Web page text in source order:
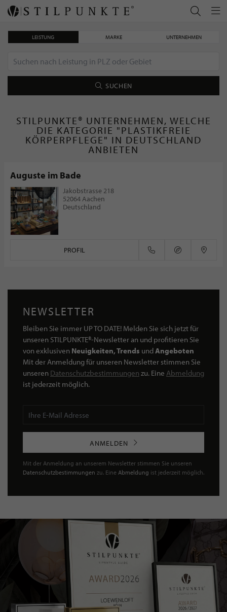
LEISTUNG MARKE UNTERNEHMEN
SUCHEN
STILPUNKTE® UNTERNEHMEN, WELCHE
DIE KATEGORIE "PLASTIKFREIE
KÖRPERPFLEGE" IN DEUTSCHLAND
ANBIETEN
Auguste im Bade
Jakobstrasse 218
52064 Aachen
Deutschland
PROFIL
NEWSLETTER
Bleiben Sie immer UP TO DATE! Melden Sie sich jetzt für
unseren STILPUNKTE®-Newsletter an und profitieren Sie
von exklusiven Neuigkeiten, Trends undAngeboten
Mit der Anmeldung für unseren Newsletter stimmen Sie
unseren Datenschutzbestimmungen zu. Eine Abmeldung
ist jederzeit möglich.
ANMELDEN
Mit der Anmeldung an unserem Newsletter stimmen Sie unseren
Datenschutzbestimmungen zu. Eine Abmeldung ist jederzeit möglich.